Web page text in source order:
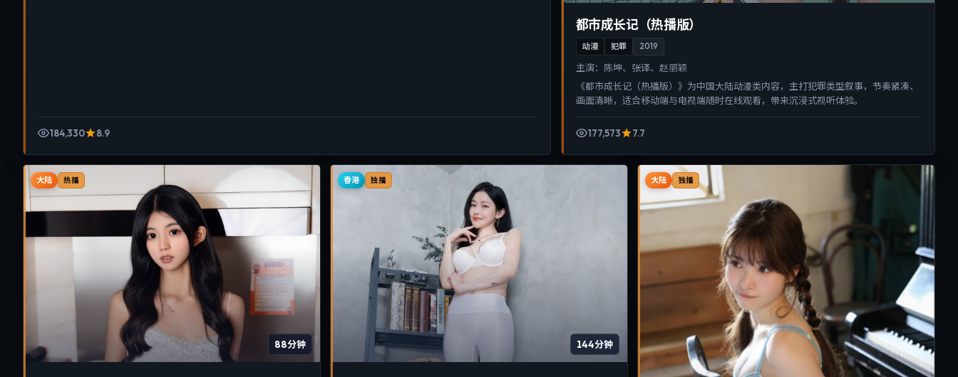
184,330 8.9
都市成长记（热播版）
动漫 犯罪 2019
主演： 陈坤、张译、赵丽颖
《都市成长记（热播版）》为中国大陆动漫类内容，主打犯罪类型叙事，节奏紧凑、
画面清晰，适合移动端与电视端随时在线观看，带来沉浸式视听体验。
177,573 7.7
大陆 热播
88分钟
香港 独播
144分钟
大陆 独播